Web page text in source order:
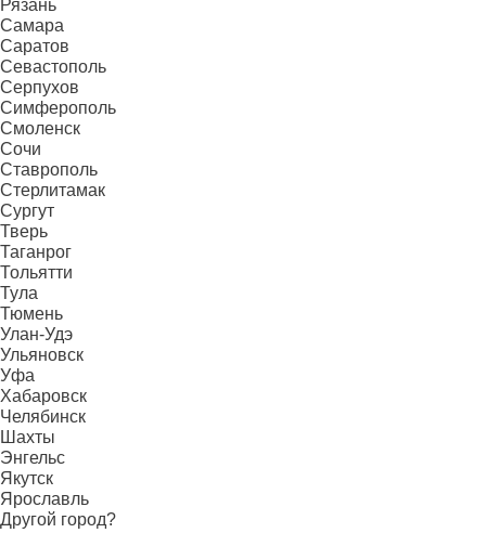
Рязань
Самара
Саратов
Севастополь
Серпухов
Симферополь
Смоленск
Сочи
Ставрополь
Стерлитамак
Сургут
Тверь
Таганрог
Тольятти
Тула
Тюмень
Улан-Удэ
Ульяновск
Уфа
Хабаровск
Челябинск
Шахты
Энгельс
Якутск
Ярославль
Другой город?